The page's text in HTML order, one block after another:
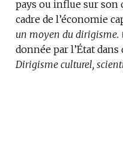
pays ou influe sur son
cadre de l’économie
un moyen du dirigisme.
donnée par l’État
Dirigisme culturel,